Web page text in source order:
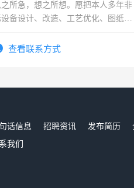
之所急，想之所想。愿把本人多年非
备设计、改造、工艺优化、图纸制
有识之士，共享未来。
查看联系方式
话信息 招聘资讯 发布简历
我们